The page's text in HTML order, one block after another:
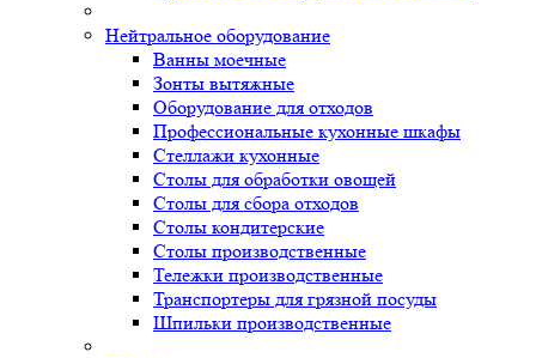
Нейтральное оборудование
Ванны моечные
Зонты вытяжные
Оборудование для отходов
Профессиональные кухонные шкафы
Стеллажи кухонные
Столы для обработки овощей
Столы для сбора отходов
Столы кондитерские
Столы производственные
Тележки производственные
Транспортеры для грязной посуды
Шпильки производственные